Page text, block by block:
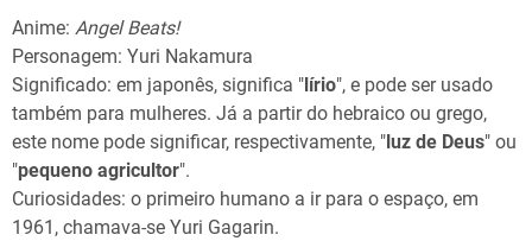
Anime: Angel Beats!
Personagem: Yuri Nakamura
Significado: em japonês, significa " lírio", e pode ser usado
também para mulheres. Já a partir do hebraico ou grego,
este nome pode significar, respectivamente, " luz de Deus" ou
"pequeno agricultor".
Curiosidades: o primeiro humano a ir para o espaço, em
1961, chamava-se Yuri Gagarin.